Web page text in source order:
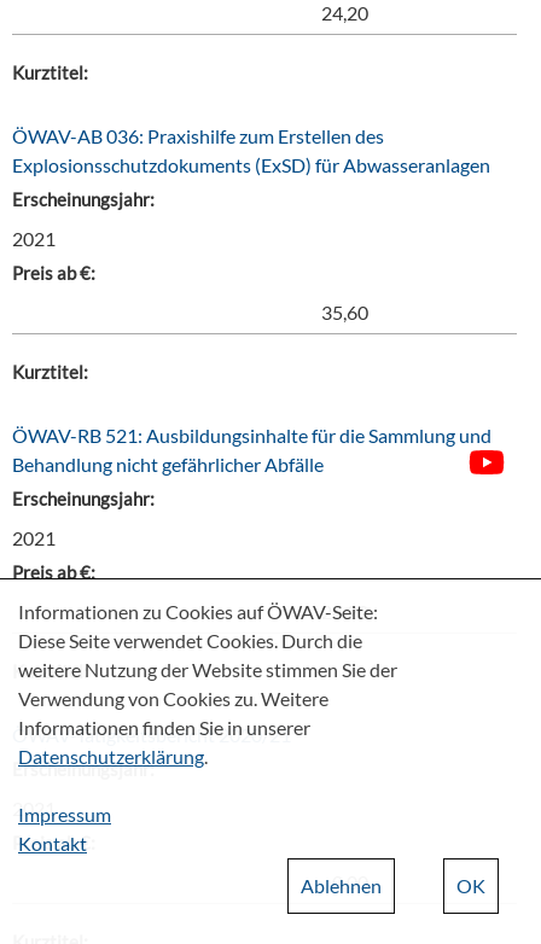
24,20
Kurztitel:
ÖWAV-AB 036: Praxishilfe zum Erstellen des
Explosionsschutzdokuments (ExSD) für Abwasseranlagen
Erscheinungsjahr:
2021
Preis ab €:
35,60
Kurztitel:
ÖWAV-RB 521: Ausbildungsinhalte für die Sammlung und
Behandlung nicht gefährlicher Abfälle
Erscheinungsjahr:
2021
Preis ab €:
24,20
Kurztitel:
ÖWAV-Tätigkeitsbericht 2020/21
Erscheinungsjahr:
2021
Preis ab €:
0,00
Informationen zu Cookies auf ÖWAV-Seite:
Diese Seite verwendet Cookies. Durch die
weitere Nutzung der Website stimmen Sie der
Verwendung von Cookies zu. Weitere
Informationen finden Sie in unserer
Datenschutzerklärung.
Impressum
Kontakt
OK
Ablehnen